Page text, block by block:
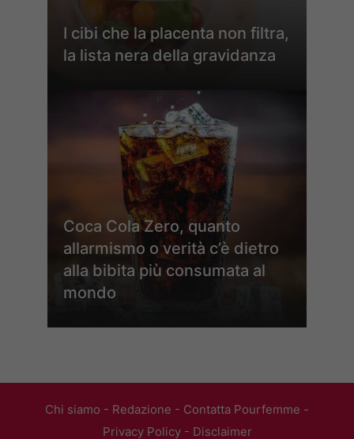
I cibi che la placenta non filtra,
la lista nera della gravidanza
Coca Cola Zero, quanto
allarmismo o verità c’è dietro
alla bibita più consumata al
mondo
Chi siamo - Redazione - Contatta Pourfemme -
Privacy Policy- Disclaimer